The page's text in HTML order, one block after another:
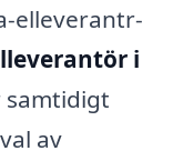
elleverantr-
i
samtidigt
av